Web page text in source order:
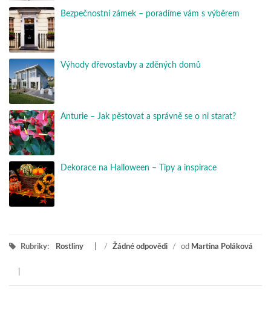
Bezpečnostní zámek – poradíme vám s výběrem
Výhody dřevostavby a zděných domů
Anturie – Jak pěstovat a správně se o ni starat?
Dekorace na Halloween – Tipy a inspirace
Rubriky: Rostliny / Žádné odpovědi / od Martina Poláková